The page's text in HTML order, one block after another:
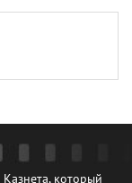
который